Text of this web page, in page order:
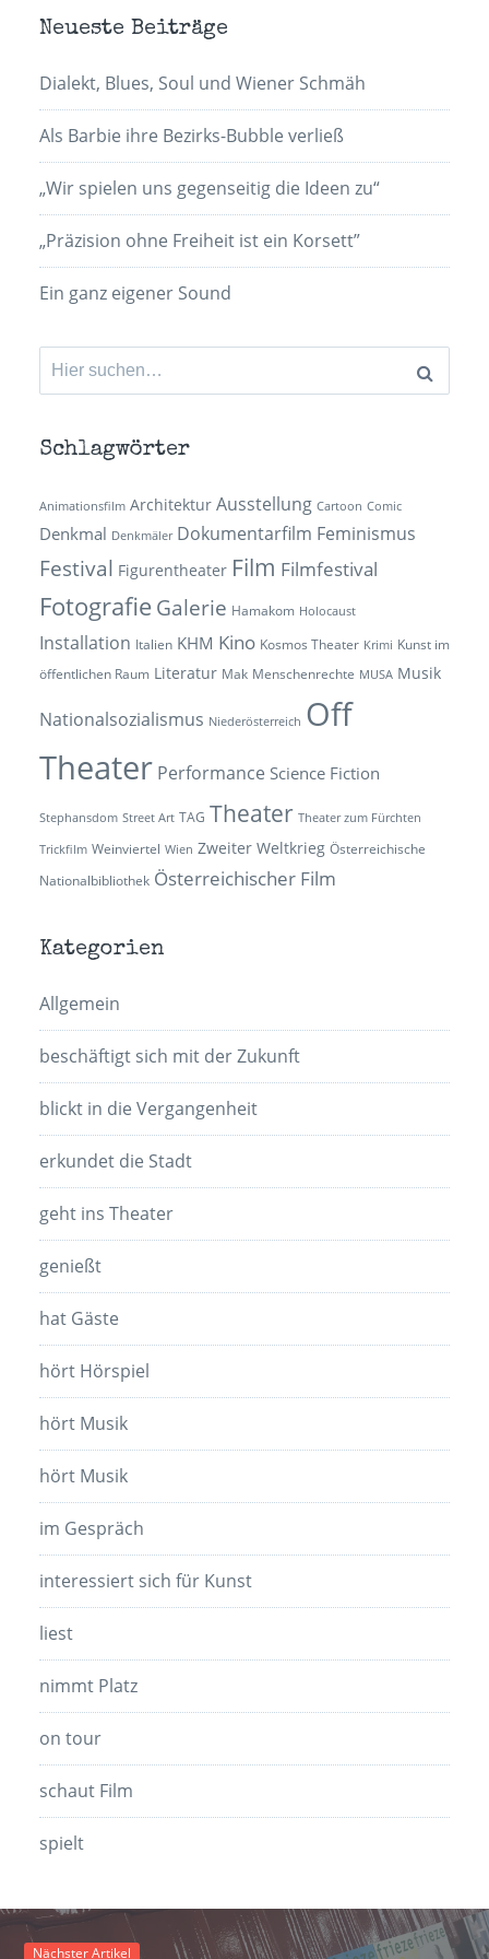
Neueste Beiträge
Dialekt, Blues, Soul und Wiener Schmäh
Als Barbie ihre Bezirks-Bubble verließ
„Wir spielen uns gegenseitig die Ideen zu“
„Präzision ohne Freiheit ist ein Korsett”
Ein ganz eigener Sound
Suchen
nach:
Schlagwörter
Animationsfilm Architektur Ausstellung Cartoon Comic
Denkmal Denkmäler Dokumentarfilm Feminismus
Festival Figurentheater Film Filmfestival
Fotografie Galerie Hamakom Holocaust
Installation Italien KHM Kino Kosmos Theater Krimi Kunst im
öffentlichen Raum Literatur Mak Menschenrechte MUSA Musik
Nationalsozialismus Niederösterreich Off
Theater Performance Science Fiction
Stephansdom Street Art TAG Theater Theater zum Fürchten
Trickfilm Weinviertel Wien Zweiter Weltkrieg Österreichische
Nationalbibliothek Österreichischer Film
Kategorien
Allgemein
beschäftigt sich mit der Zukunft
blickt in die Vergangenheit
erkundet die Stadt
geht ins Theater
genießt
hat Gäste
hört Hörspiel
hört Musik
hört Musik
im Gespräch
interessiert sich für Kunst
liest
nimmt Platz
on tour
schaut Film
spielt
Nächster Artikel